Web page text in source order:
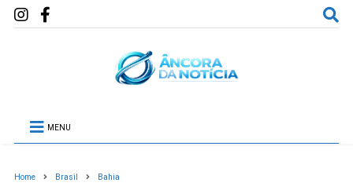
MENU
Home Brasil Bahia